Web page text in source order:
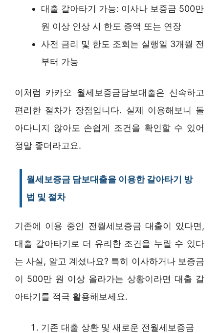
대출 갈아타기 가능: 이사나 보증금 500만
원 이상 인상 시 한도 증액 또는 연장
사전 금리 및 한도 조회는 실행일 3개월 전
부터 가능
이처럼 카카오 월세보증금담보대출은 신속하고
편리한 절차가 장점입니다. 실제 이용해보니 돌
아다니지 않아도 손쉽게 조건을 확인할 수 있어
정말 좋더라고요.
월세보증금 담보대출을 이용한 갈아타기 방
법 및 절차
기존에 이용 중인 전월세보증금 대출이 있다면,
대출 갈아타기로 더 유리한 조건을 누릴 수 있다
는 사실, 알고 계셨나요? 특히 이사하거나 보증금
이 500만 원 이상 올라가는 상황이라면 대출 갈
아타기를 적극 활용해보세요.
기존 대출 상환 및 새로운 전월세보증금